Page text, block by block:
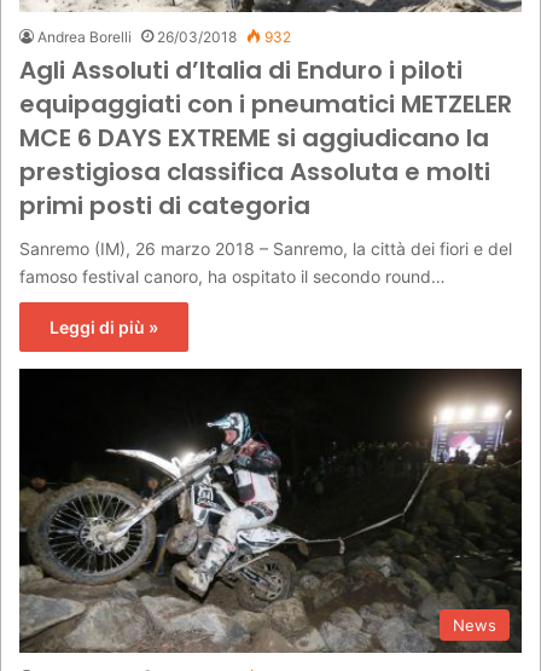
Andrea Borelli 26/03/2018 932
Agli Assoluti d’Italia di Enduro i piloti
equipaggiati con i pneumatici METZELER
MCE 6 DAYS EXTREME si aggiudicano la
prestigiosa classifica Assoluta e molti
primi posti di categoria
Sanremo (IM), 26 marzo 2018 – Sanremo, la città dei fiori e del
famoso festival canoro, ha ospitato il secondo round…
Leggi di più »
News